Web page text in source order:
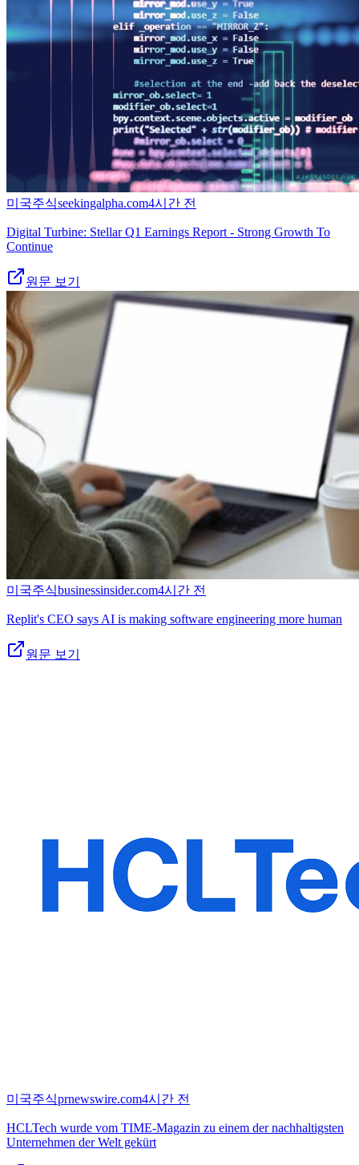
미국주식seekingalpha.com4시간 전
Digital Turbine: Stellar Q1 Earnings Report - Strong Growth To
Continue
원문 보기
미국주식businessinsider.com4시간 전
Replit's CEO says AI is making software engineering more human
원문 보기
미국주식prnewswire.com4시간 전
HCLTech wurde vom TIME-Magazin zu einem der nachhaltigsten
Unternehmen der Welt gekürt